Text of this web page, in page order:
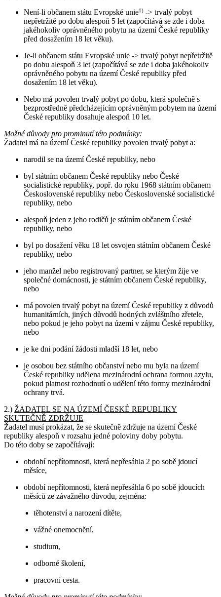
Není-li občanem státu Evropské unie1) -> trvalý pobyt
nepřetržitě po dobu alespoň 5 let (započítává se zde i doba
jakéhokoliv oprávněného pobytu na území České republiky
před dosažením 18 let věku).
Je-li občanem státu Evropské unie -> trvalý pobyt nepřetržitě
po dobu alespoň 3 let (započítává se zde i doba jakéhokoliv
oprávněného pobytu na území České republiky před
dosažením 18 let věku).
Nebo má povolen trvalý pobyt po dobu, která společně s
bezprostředně předcházejícím oprávněným pobytem na území
České republiky dosahuje alespoň 10 let.
Možné důvody pro prominutí této podmínky:
Žadatel má na území České republiky povolen trvalý pobyt a:
narodil se na území České republiky, nebo
byl státním občanem České republiky nebo České
socialistické republiky, popř. do roku 1968 státním občanem
Československé republiky nebo Československé socialistické
republiky, nebo
alespoň jeden z jeho rodičů je státním občanem České
republiky, nebo
byl po dosažení věku 18 let osvojen státním občanem České
republiky, nebo
jeho manžel nebo registrovaný partner, se kterým žije ve
společné domácnosti, je státním občanem České republiky,
nebo
má povolen trvalý pobyt na území České republiky z důvodů
humanitárních, jiných důvodů hodných zvláštního zřetele,
nebo pokud je jeho pobyt na území v zájmu České republiky,
nebo
je ke dni podání žádosti mladší 18 let, nebo
je osobou bez státního občanství nebo mu byla na území
České republiky udělena mezinárodní ochrana formou azylu,
pokud platnost rozhodnutí o udělení této formy mezinárodní
ochrany trvá.
2.) ŽADATEL SE NA ÚZEMÍ ČESKÉ REPUBLIKY
SKUTEČNĚ ZDRŽUJE
Žadatel musí prokázat, že se skutečně zdržuje na území České
republiky alespoň v rozsahu jedné poloviny doby pobytu.
Do této doby se započítávají:
období nepřítomnosti, která nepřesáhla 2 po sobě jdoucí
měsíce,
období nepřítomnosti, která nepřesáhla 6 po sobě jdoucích
měsíců ze závažného důvodu, zejména:
těhotenství a narození dítěte,
vážné onemocnění,
studium,
odborné školení,
pracovní cesta.